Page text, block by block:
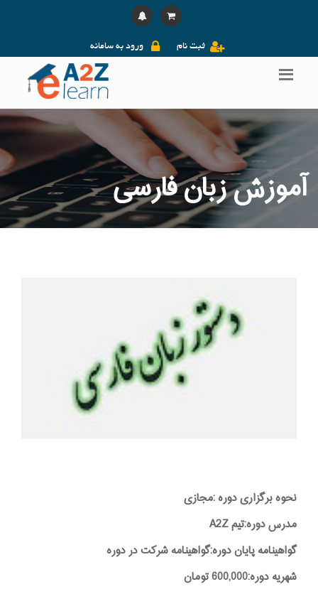
ورود به سامانه ثبت نام
آموزش زبان فارسی
نحوه برگزاری دوره :مجازی
مدرس دوره:تیم A2Z
گواهینامه پایان دوره:گواهینامه شرکت در دوره
شهریه دوره:600,000 تومان